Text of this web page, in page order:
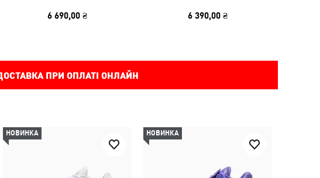
6 690,00 ₴ 6 390,00 ₴
ПРИ ОПЛАТІ ОНЛАЙН
НОВИНКА НОВИНКА